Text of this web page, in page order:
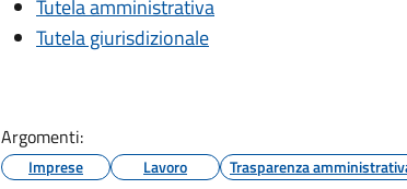
Tutela amministrativa
Tutela giurisdizionale
Argomenti:
Imprese Lavoro Trasparenza